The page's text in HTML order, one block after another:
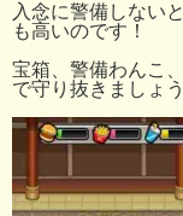
入念に警備しないと
も高いのです！
宝箱、警備わんこ
で守り抜きましょう